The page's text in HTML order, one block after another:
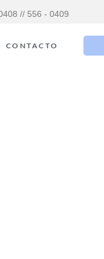
// 556 - 0409
CONTACTO